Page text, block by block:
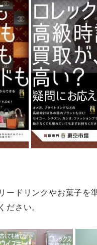
ードリンクやお菓子を
ださい。